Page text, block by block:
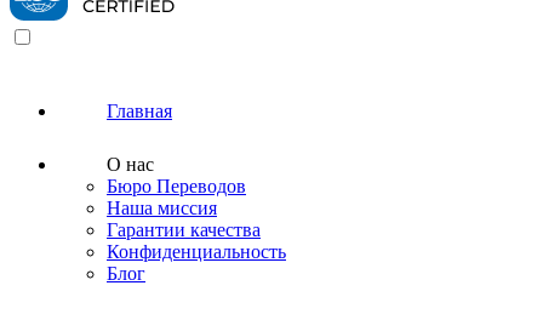
Главная
О нас
Бюро Переводов
Наша миссия
Гарантии качества
Конфиденциальность
Блог